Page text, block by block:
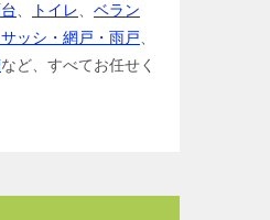
トイレ
ベラン
ッシ・網戸・雨戸
など、すべてお任せく